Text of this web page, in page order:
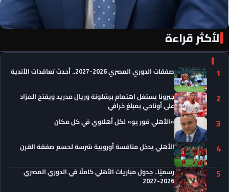
«الأهلي فور يو» لكل أهلاوي في كل مكان
الأكثر قراءة
1 صفقات الدوري المصري 2026-2027.. أحدث تعاقدات الأندية
2 جيرونا يستغل اهتمام برشلونة وريال مدريد ويفتح المزاد
على أوناحي بمبلغ خرافي
3 «الأهلي فور يو» لكل أهلاوي في كل مكان
4 الأهلي يدخل منافسة أوروبية شرسة لحسم صفقة القرن
5 رسميًا.. جدول مباريات الأهلي كاملًا في الدوري المصري
2026-2027